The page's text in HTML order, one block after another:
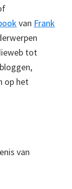
van Frank
tot
op het
van